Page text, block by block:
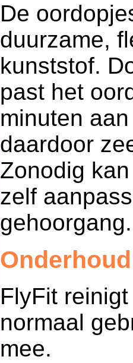
De
duurzame,
kunststof.
past het
minuten
daardoor
Zonodig
zelf
gehoorgang.
Onderhoud
FlyFit
normaal
mee.